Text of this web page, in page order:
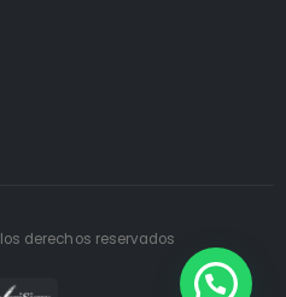
los derechos reservados